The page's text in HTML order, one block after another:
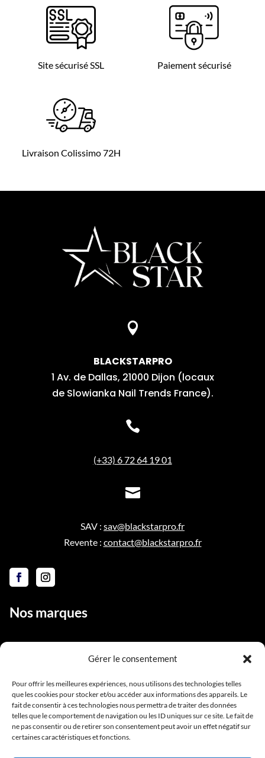
Gérer le consentement
Pour offrir les meilleures expériences, nous utilisons des technologies telles
que les cookies pour stocker et/ou accéder aux informations des appareils. Le
fait de consentir à ces technologies nous permettra de traiter des données
telles que le comportement de navigation ou les ID uniques sur ce site. Le fait de
ne pas consentir ou de retirer son consentement peut avoir un effet négatif sur
certaines caractéristiques et fonctions.
Site sécurisé SSL Paiement sécurisé
Livraison Colissimo 72H

BLACKSTARPRO
1 Av. de Dallas, 21000 Dijon (locaux
de Slowianka Nail Trends France).

(+33) 6 72 64 19 01

SAV : sav@blackstarpro.fr
Revente : contact@blackstarpro.fr
Nos marques
Notre équipe
Contact
Conditions générales de vente